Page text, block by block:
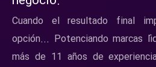
Cuando el resultado final
opción... Potenciando marcas
más de 11 años de